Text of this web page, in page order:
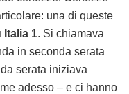
una di queste
Italia 1. Si chiamava
in seconda serata
serata iniziava
adesso – e ci hanno